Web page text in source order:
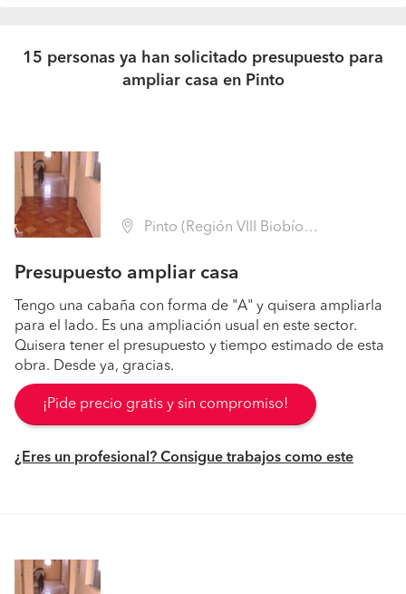
15 personas ya han solicitado presupuesto para
ampliar casa en Pinto
Pinto (Región VIII Biobío - Ñuble)
Presupuesto ampliar casa
Tengo una cabaña con forma de "A" y quisera ampliarla
para el lado. Es una ampliación usual en este sector.
Quisera tener el presupuesto y tiempo estimado de esta
obra. Desde ya, gracias.
¡Pide precio gratis y sin compromiso!
¿Eres un profesional? Consigue trabajos como este